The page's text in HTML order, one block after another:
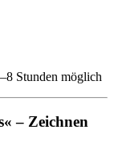
Stunden möglich
– Zeichnen